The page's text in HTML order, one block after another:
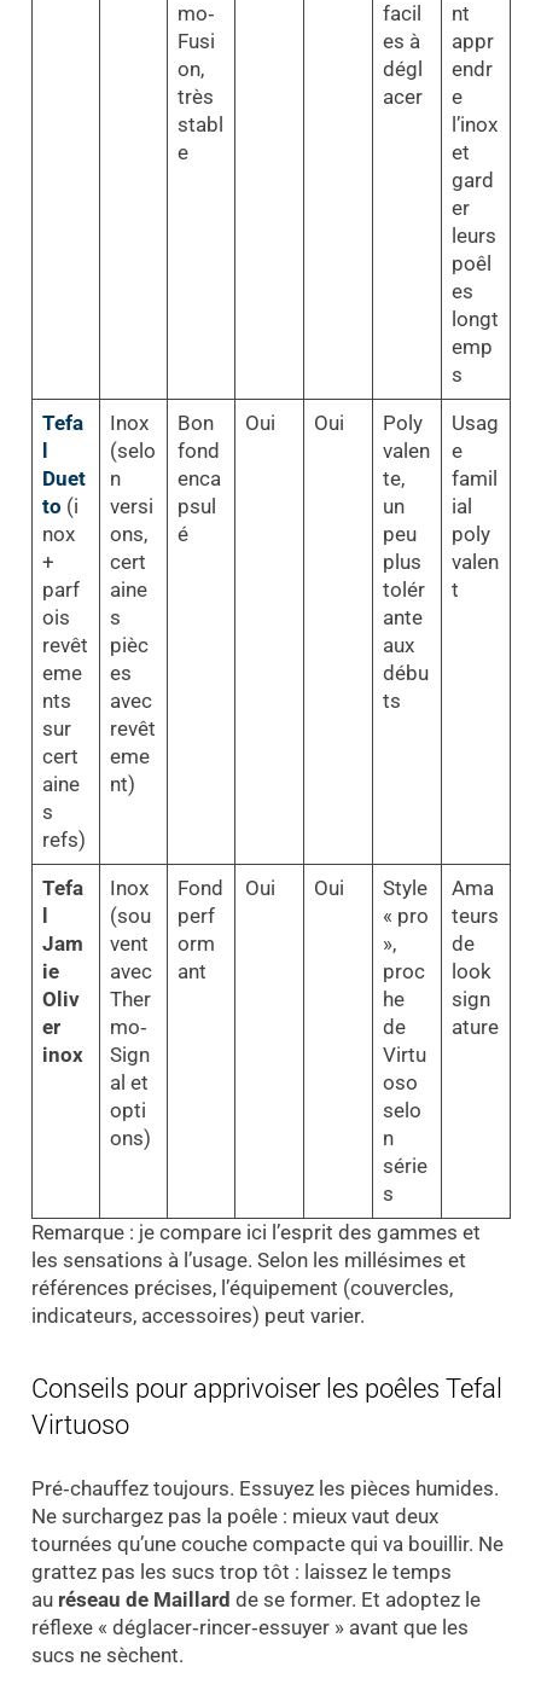
mo‑
Fusi
on,
très
stabl
e
facil
es à
dégl
acer
nt
appr
endr
e
l’inox
et
gard
er
leurs
poêl
es
longt
emp
s
Tefa
Duet
to (i
nox
+
parf
ois
revêt
eme
nts
sur
cert
aine
s
refs)
Inox
(selo
n
versi
ons,
cert
aine
s
pièc
es
avec
revêt
eme
nt)
Bon
fond
enca
psul
é
Oui Oui
Poly
valen
te,
un
peu
plus
tolér
ante
aux
débu
ts
Usag
e
famil
ial
poly
valen
t
Tefa
Jam
ie
Oliv
er
inox
Inox
(sou
vent
avec
Ther
mo‑
Sign
al et
opti
ons)
Fond
perf
orm
ant
Oui Oui
Style
« pro
»,
proc
he
de
Virtu
oso
selo
n
série
s
Ama
teurs
de
look
sign
ature
Remarque : je compare ici l’esprit des gammes et
les sensations à l’usage. Selon les millésimes et
références précises, l’équipement (couvercles,
indicateurs, accessoires) peut varier.
Conseils pour apprivoiser les poêles Tefal
Virtuoso
Pré‑chauffez toujours. Essuyez les pièces humides.
Ne surchargez pas la poêle : mieux vaut deux
tournées qu’une couche compacte qui va bouillir. Ne
grattez pas les sucs trop tôt : laissez le temps
au réseau de Maillard de se former. Et adoptez le
réflexe « déglacer‑rincer‑essuyer » avant que les
sucs ne sèchent.